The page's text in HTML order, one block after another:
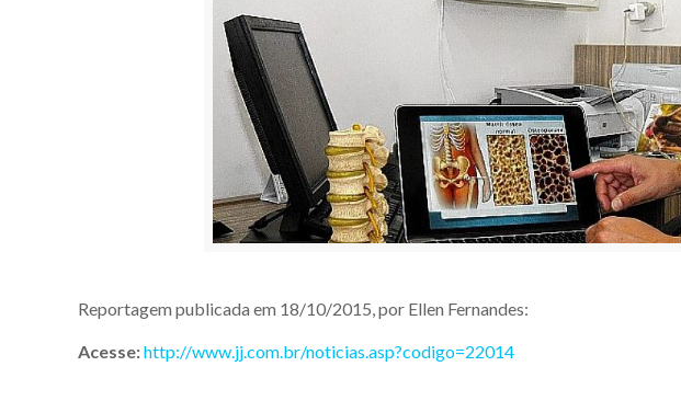
Reportagem publicada em 18/10/2015, por Ellen Fernandes:
Acesse:http://www.jj.com.br/noticias.asp?codigo=22014